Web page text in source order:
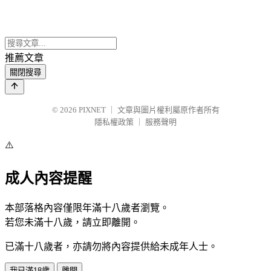
推薦文章
關閉搜尋
© 2026 PIXNET
文章與圖片權利屬原作者所有
隱私權政策
服務聲明
⚠️
成人內容提醒
本部落格內容僅限年滿十八歲者瀏覽。
若您未滿十八歲，請立即離開。
已滿十八歲者，亦請勿將內容提供給未成年人士。